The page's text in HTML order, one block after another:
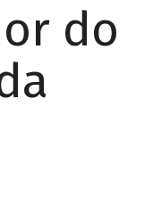
do